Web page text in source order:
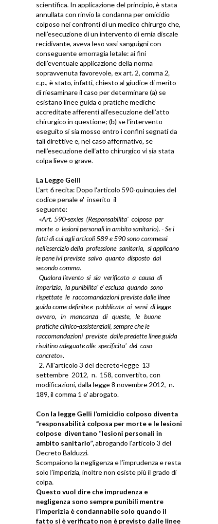
scientifica. In applicazione del principio, è stata
annullata con rinvio la condanna per omicidio
colposo nei confronti di un medico chirurgo che,
nell’esecuzione di un intervento di ernia discale
recidivante, aveva leso vasi sanguigni con
conseguente emorragia letale: ai fini
dell’eventuale applicazione della norma
sopravvenuta favorevole, ex art. 2, comma 2,
c.p., è stato, infatti, chiesto al giudice di merito
di riesaminare il caso per determinare (a) se
esistano linee guida o pratiche mediche
accreditate afferenti all’esecuzione dell’atto
chirurgico in questione; (b) se l’intervento
eseguito si sia mosso entro i confini segnati da
tali direttive e, nel caso affermativo, se
nell’esecuzione dell’atto chirurgico vi sia stata
colpa lieve o grave.
La Legge Gelli
L’art 6 recita: Dopo l'articolo 590-quinquies del
codice penale e' inserito il
seguente:
«Art. 590-sexies (Responsabilita' colposa per
morte o lesioni personali in ambito sanitario). - Se i
fatti di cui agli articoli 589 e 590 sono commessi
nell'esercizio della professione sanitaria, si applicano
le pene ivi previste salvo quanto disposto dal
secondo comma.
Qualora l'evento si sia verificato a causa di
imperizia, la punibilita' e' esclusa quando sono
rispettate le raccomandazioni previste dalle linee
guida come definite e pubblicate ai sensi di legge
ovvero, in mancanza di queste, le buone
pratiche clinico-assistenziali, sempre che le
raccomandazioni previste dalle predette linee guida
risultino adeguate alle specificita' del caso
concreto».
2. All'articolo 3 del decreto-legge 13
settembre 2012, n. 158, convertito, con
modificazioni, dalla legge 8 novembre 2012, n.
189, il comma 1 e' abrogato.
Con la legge Gelli l’omicidio colposo diventa
“responsabilità colposa per morte e le lesioni
colpose diventano “lesioni personali in
ambito sanitario”,abrogando l’articolo 3 del
Decreto Balduzzi.
Scompaiono la negligenza e l’imprudenza e resta
solo l’imperizia, inoltre non esiste più il grado di
colpa.
Questo vuol dire che imprudenza e
negligenza sono sempre punibili mentre
l’imperizia è condannabile solo quando il
fatto si è verificato non è previsto dalle linee